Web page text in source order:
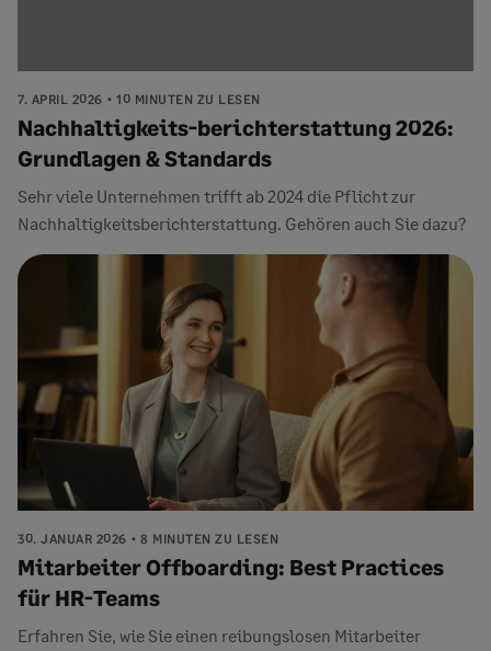
7. APRIL 2026 10 MINUTEN ZU LESEN
Nachhaltigkeits-berichterstattung 2026:
Grundlagen & Standards
Sehr viele Unternehmen trifft ab 2024 die Pflicht zur
Nachhaltigkeitsberichterstattung. Gehören auch Sie dazu?
30. JANUAR 2026 8 MINUTEN ZU LESEN
Mitarbeiter Offboarding: Best Practices
für HR-Teams
Erfahren Sie, wie Sie einen reibungslosen Mitarbeiter